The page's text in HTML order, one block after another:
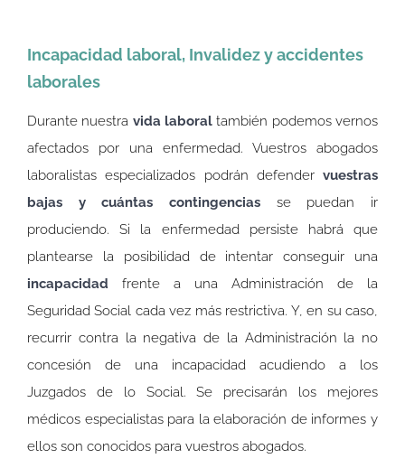
Incapacidad laboral, Invalidez y accidentes
laborales
Durante nuestra vida laboral también podemos vernos
afectados por una enfermedad. Vuestros abogados
laboralistas especializados podrán defender vuestras
bajas y cuántas contingencias se puedan ir
produciendo. Si la enfermedad persiste habrá que
plantearse la posibilidad de intentar conseguir una
incapacidad frente a una Administración de la
Seguridad Social cada vez más restrictiva. Y, en su caso,
recurrir contra la negativa de la Administración la no
concesión de una incapacidad acudiendo a los
Juzgados de lo Social. Se precisarán los mejores
médicos especialistas para la elaboración de informes y
ellos son conocidos para vuestros abogados.